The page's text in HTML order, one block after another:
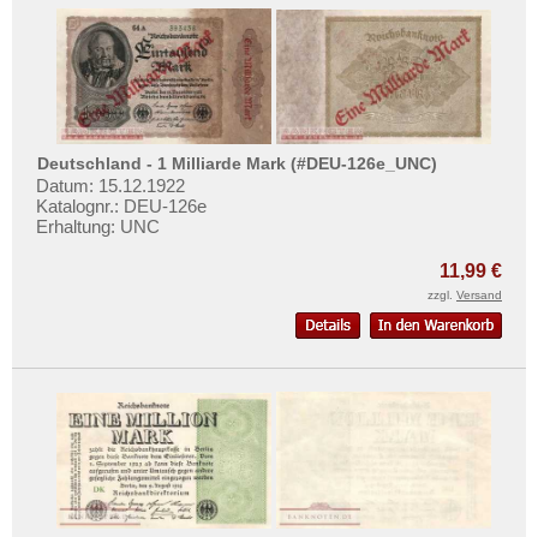
Deutschland - 1 Milliarde Mark (#DEU-126e_UNC)
Datum: 15.12.1922
Katalognr.: DEU-126e
Erhaltung: UNC
11,99 €
zzgl. Versand